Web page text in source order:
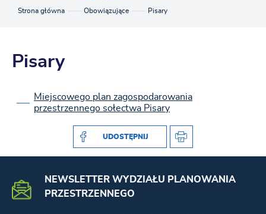
Strona główna Obowiązujące Pisary
Pisary
Miejscowego plan zagospodarowania
przestrzennego sołectwa Pisary
UDOSTĘPNIJ
NEWSLETTER WYDZIAŁU PLANOWANIA
PRZESTRZENNEGO